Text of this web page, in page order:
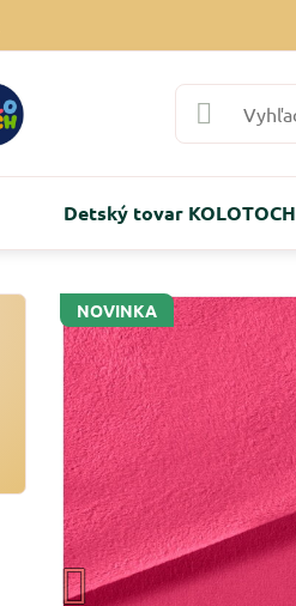
Detský tovar KOLOTOCH
NOVINKA